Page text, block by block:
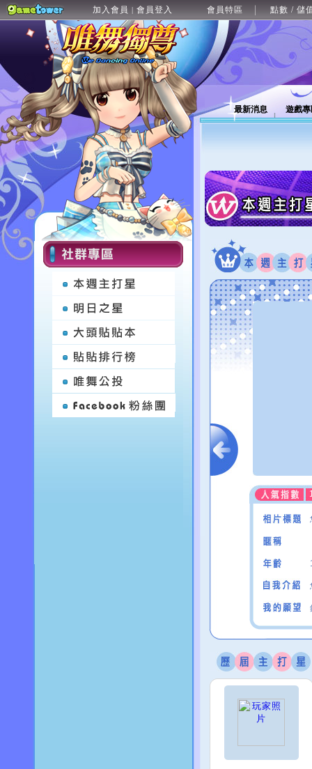
加入會員 | 會員登入 會員特區 點數 / 儲
最新消息 遊戲